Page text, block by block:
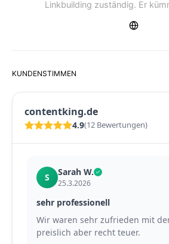
Linkbuilding zuständig. Er
KUNDENSTIMMEN
contentking.de
4.9(12 Bewertungen)
der Beratung,
Sehr
In einem
Agentur